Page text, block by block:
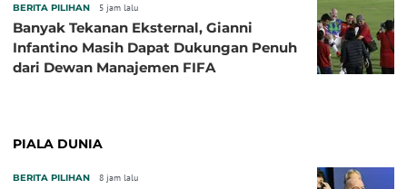
BERITA PILIHAN 5 jam lalu
Banyak Tekanan Eksternal, Gianni
Infantino Masih Dapat Dukungan Penuh
dari Dewan Manajemen FIFA
PIALA DUNIA
BERITA PILIHAN 8 jam lalu